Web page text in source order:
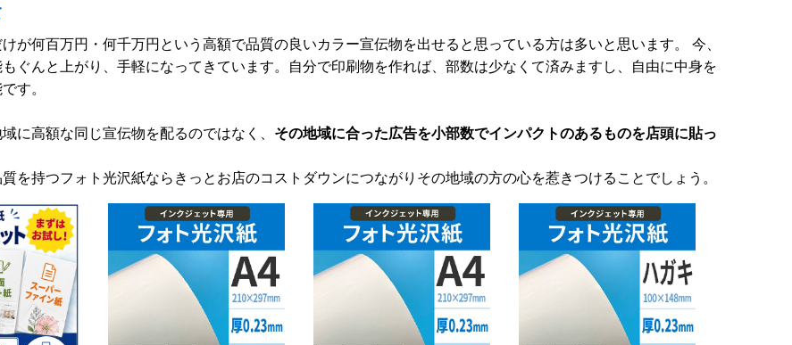
が何百万円・何千万円という高額で品質の良いカラー宣伝物を出せると思っている方は多いと思います。 今、
ぐんと上がり、手軽になってきています。自分で印刷物を作れば、部数は少なくて済みますし、自由に中身を
す。
に高額な同じ宣伝物を配るのではなく、 その地域に合った広告を小部数でインパクトのあるものを店頭に貼っ
を持つフォト光沢紙ならきっとお店のコストダウンにつながりその地域の方の心を惹きつけることでしょう。